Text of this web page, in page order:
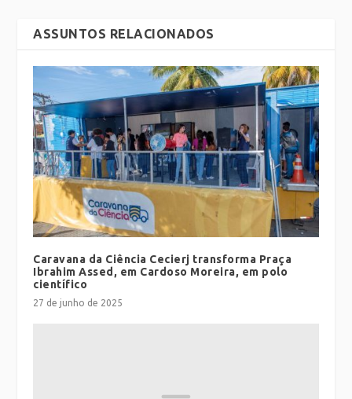
ASSUNTOS RELACIONADOS
Caravana da Ciência Cecierj transforma Praça
Ibrahim Assed, em Cardoso Moreira, em polo
científico
27 de junho de 2025